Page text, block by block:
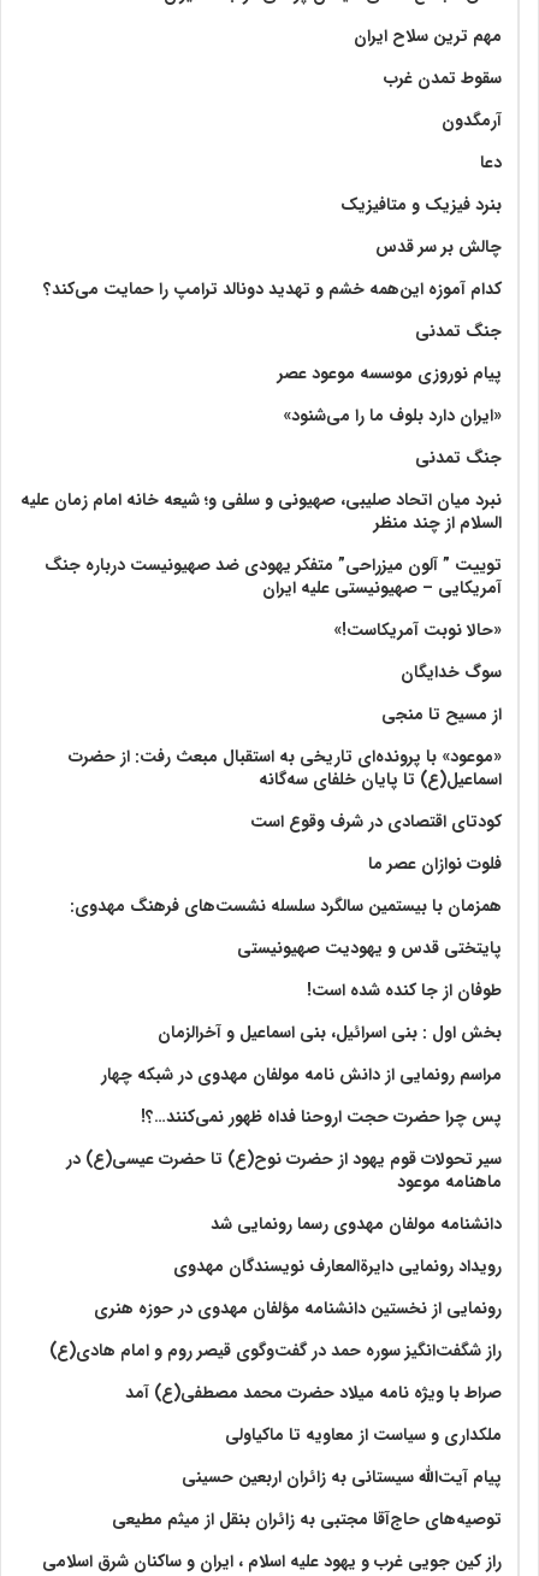
مهم ترین سلاح ایران
سقوط تمدن غرب
آرمگدون
دعا
بنرد فیزیک و متافیزیک
چالش بر سر قدس
کدام آموزه این‌همه خشم و تهدید دونالد ترامپ را حمایت می‌کند؟
جنگ تمدنی
پیام نوروزی موسسه موعود عصر
«ایران دارد بلوف ما را می‌شنود»
جنگ تمدنی
نبرد میان اتحاد صلیبی، صهیونی و سلفی و؛ شیعه خانه امام زمان علیه
السلام از چند منظر
توییت ” آلون میزراحی” متفکر یهودی ضد صهیونیست درباره جنگ
آمریکایی – صهیونیستی علیه ایران
«حالا نوبت آمریکاست!»
سوگ خدایگان
از مسیح تا منجی
«موعود» با پرونده‌ای تاریخی به استقبال مبعث رفت: از حضرت
اسماعیل(ع) تا پایان خلفای سه‌گانه
کودتای اقتصادی در شرف وقوع است
فلوت نوازان عصر ما
همزمان با بیستمین سالگرد سلسله نشست‌های فرهنگ مهدوی:‌
پایتختی قدس و یهودیت صهیونیستی
طوفان از جا کنده شده است!
بخش اول : بنی اسرائیل، بنی اسماعیل و آخرالزمان
مراسم رونمایی از دانش نامه مولفان مهدوی در شبکه چهار
پس چرا حضرت حجت اروحنا فداه ظهور نمی‌کنند…؟!
سیر تحولات قوم یهود از حضرت نوح(ع) تا حضرت عیسی(ع) در
ماهنامه موعود
دانشنامه مولفان مهدوی رسما رونمایی شد
رویداد رونمایی دایرةالمعارف نویسندگان مهدوی
رونمایی از نخستین دانشنامه مؤلفان مهدوی در حوزه هنری
راز شگفت‌انگیز سوره حمد در گفت‌وگوی قیصر روم و امام هادی(ع)
صراط با ویژه نامه میلاد حضرت محمد مصطفی(ع) آمد
ملکداری و سیاست از معاویه تا ماکیاولی
پیام آیت‌الله سیستانی به زائران اربعین حسینی
توصیه‌های حاج‌آقا مجتبی به زائران بنقل از میثم مطیعی
راز کین جویی غرب و یهود علیه اسلام ، ایران و ساکنان شرق اسلامی